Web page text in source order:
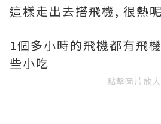
這樣走出去搭飛機, 很熱呢
1個多小時的飛機都有飛
些小吃
點擊圖片放大